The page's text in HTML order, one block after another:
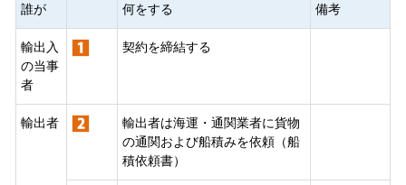
誰が 何をする 備考
輸出入
の当事
者
契約を締結する
輸出者
輸出者は海運・通関業者に貨物
の通関および船積みを依頼（船
積依頼書）